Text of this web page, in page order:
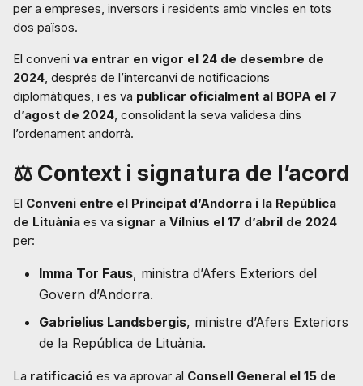
per a empreses, inversors i residents amb vincles en tots
dos països.
El conveni va entrar en vigor el 24 de desembre de
2024, després de l’intercanvi de notificacions
diplomàtiques, i es va publicar oficialment al BOPA el 7
d’agost de 2024, consolidant la seva validesa dins
l’ordenament andorrà.
⚖️ Context i signatura de l’acord
El Conveni entre el Principat d’Andorra i la República
de Lituània es va signar a Vílnius el 17 d’abril de 2024
per:
Imma Tor Faus, ministra d’Afers Exteriors del
Govern d’Andorra.
Gabrielius Landsbergis, ministre d’Afers Exteriors
de la República de Lituània.
La ratificació es va aprovar al Consell General el 15 de